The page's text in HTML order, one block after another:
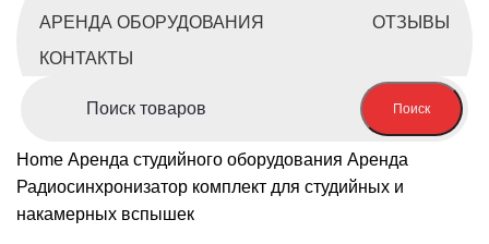
АРЕНДА ОБОРУДОВАНИЯ
ОТЗЫВЫ
КОНТАКТЫ
Поиск
Home Аренда студийного оборудования Аренда
Радиосинхронизатор комплект для студийных и
накамерных вспышек